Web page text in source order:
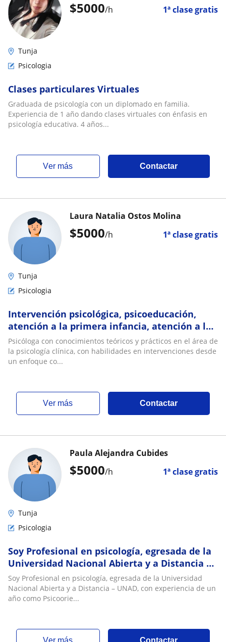
$5000/h 1ª clase gratis
Tunja
Psicologia
Clases particulares Virtuales
Graduada de psicología con un diplomado en familia.
Experiencia de 1 año dando clases virtuales con énfasis en
psicología educativa. 4 años...
ver más Contactar
$5000/h 1ª clase gratis
Laura Natalia Ostos Molina
Tunja
Psicologia
Intervención psicológica, psicoeducación,
atención a la primera infancia, atención a la
infancia
Psicóloga con conocimientos teóricos y prácticos en el área de
la psicología clínica, con habilidades en intervenciones desde
un enfoque co...
ver más Contactar
$5000/h 1ª clase gratis
Paula Alejandra Cubides
Tunja
Psicologia
Soy Profesional en psicología, egresada de la
Universidad Nacional Abierta y a Distancia –
UNAD, con experiencia de un año como
Psicoorientadora; cinco años como Docente
orientando asignaturas optativas en
Soy Profesional en psicología, egresada de la Universidad
Nacional Abierta y a Distancia – UNAD, con experiencia de un
año como Psicoorie...
ver más Contactar